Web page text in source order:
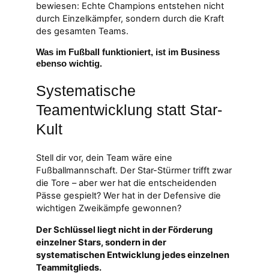
bewiesen: Echte Champions entstehen nicht
durch Einzelkämpfer, sondern durch die Kraft
des gesamten Teams.
Was im Fußball funktioniert, ist im Business
ebenso wichtig.
Systematische
Teamentwicklung statt Star-
Kult
Stell dir vor, dein Team wäre eine
Fußballmannschaft. Der Star-Stürmer trifft zwar
die Tore – aber wer hat die entscheidenden
Pässe gespielt? Wer hat in der Defensive die
wichtigen Zweikämpfe gewonnen?
Der Schlüssel liegt nicht in der Förderung
einzelner Stars, sondern in der
systematischen Entwicklung jedes einzelnen
Teammitglieds.